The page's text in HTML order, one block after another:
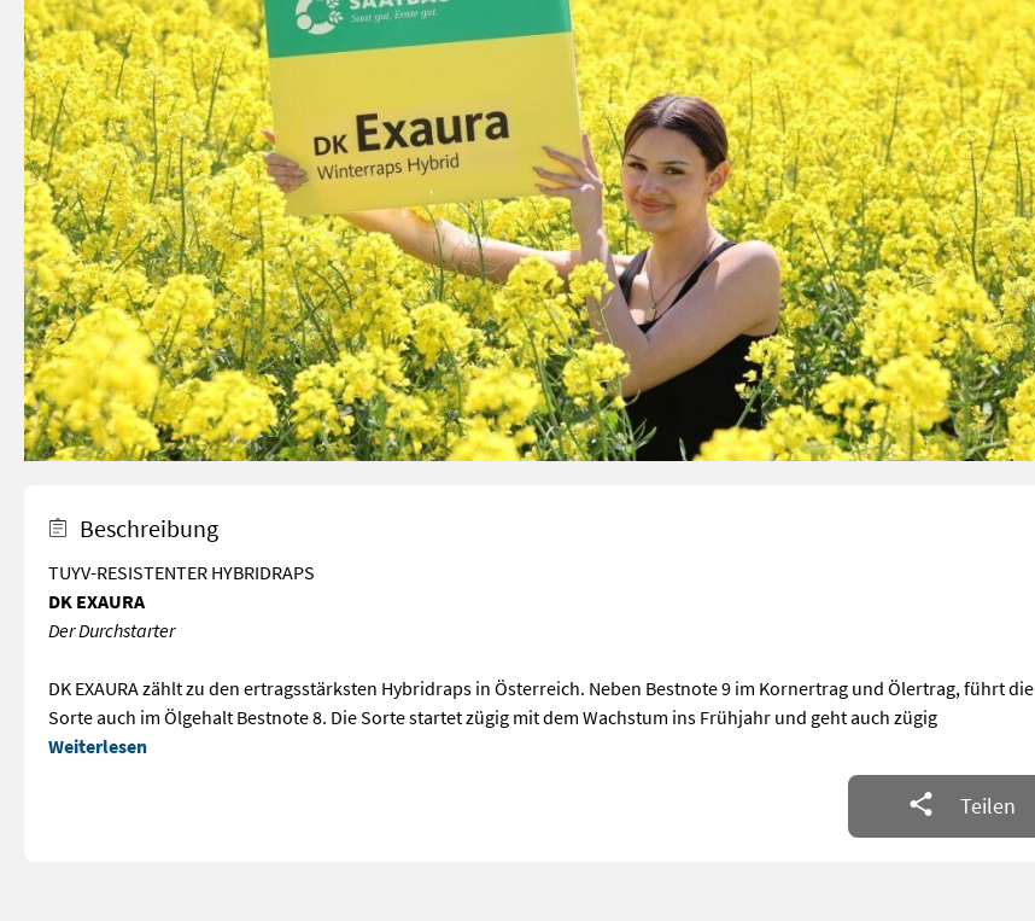
Beschreibung
TUYV-RESISTENTER HYBRIDRAPS
DK EXAURA
Der Durchstarter
DK EXAURA zählt zu den ertragsstärksten Hybridraps in Österreich. Neben Bestnote 9 im Kornertrag und Ölertrag, führt die
Sorte auch im Ölgehalt Bestnote 8. Die Sorte startet zügig mit dem Wachstum ins Frühjahr und geht auch zügig
Weiterlesen
Teilen